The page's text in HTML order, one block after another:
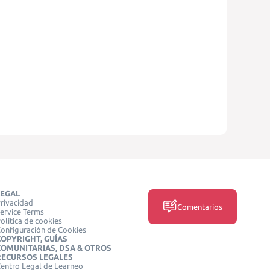
Terms
de cookies
de Cookies
GUÍAS
DSA & OTROS
LEGALES
Legal de Learneo
Comentarios